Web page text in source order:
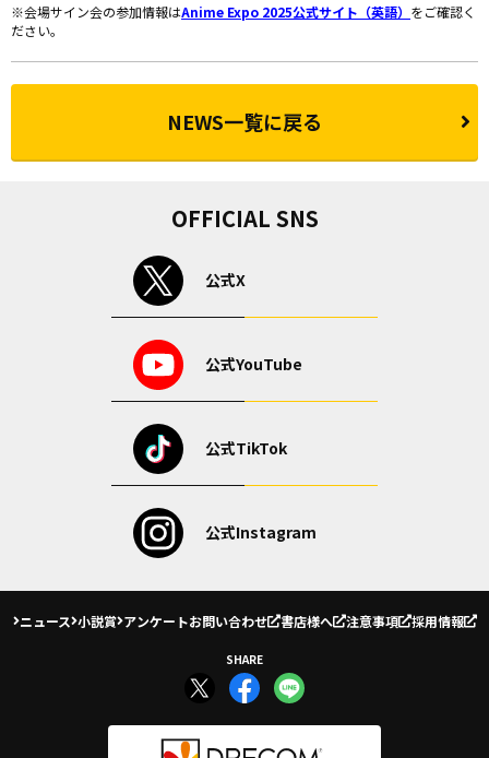
※会場サイン会の参加情報はAnime Expo 2025公式サイト（英語） をご確認く
ださい。
NEWS一覧に戻る
OFFICIAL SNS
公式X
公式YouTube
公式TikTok
公式Instagram
ニュース 小説賞 アンケートお問い合わせ 書店様へ 注意事項 採用情報
SHARE